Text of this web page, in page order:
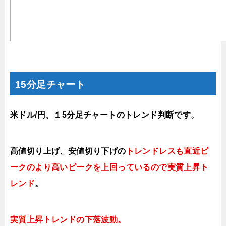
15分足チャート
米ドル/円、１5分足チャートのトレンド判断です。
高値切り上げ、 安値切り下げの トレンドレスも直近ピ
ークのより高いピークを上回っているので実質上昇ト
レンド。
実質上昇トレンドの下落波動。